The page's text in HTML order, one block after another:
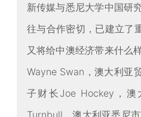
新传媒与悉尼大学中国研
往与合作密切，已建立了
又将给中澳经济带来什么
Wayne Swan，澳大利亚
子财长Joe Hockey，
Turnbull，澳大利亚悉尼